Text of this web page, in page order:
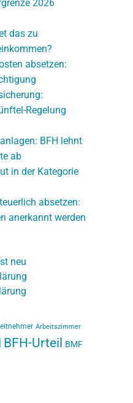
2026
das zu
absetzen:
Regelung
BFH lehnt
ab
in der Kategorie
absetzen:
anerkannt werden
neu
Arbeitszimmer
BFH-Urteil BMF